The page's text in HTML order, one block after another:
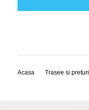
Acasa Trasee si preturi